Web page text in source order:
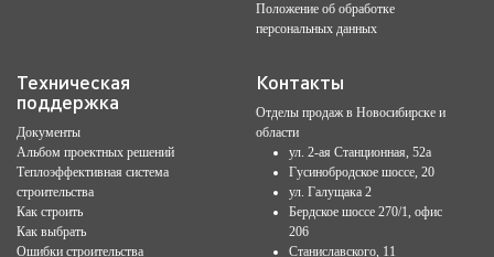
Положение об обработке
персональных данных
Техническая
поддержка
Документы
Альбом проектных решений
Теплоэффективная система
строительства
Как строить
Как выбрать
Ошибки строительства
Контакты
Отделы продаж в Новосибирске и
области
ул. 2-ая Станционная, 52а
Гусинобродское шоссе, 20
ул. Галущака 2
Бердское шоссе 270/1, офис
206
Станиславского, 11